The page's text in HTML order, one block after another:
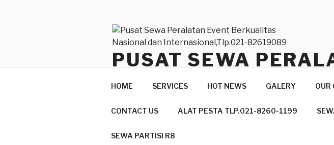
PUSAT SEWA
BERKUALITAS
HOME SERVICES HOT NEWS GALERY OUR
CONTACT US ALAT PESTA TLP.021-8260-1199
SEWA PARTISI R8